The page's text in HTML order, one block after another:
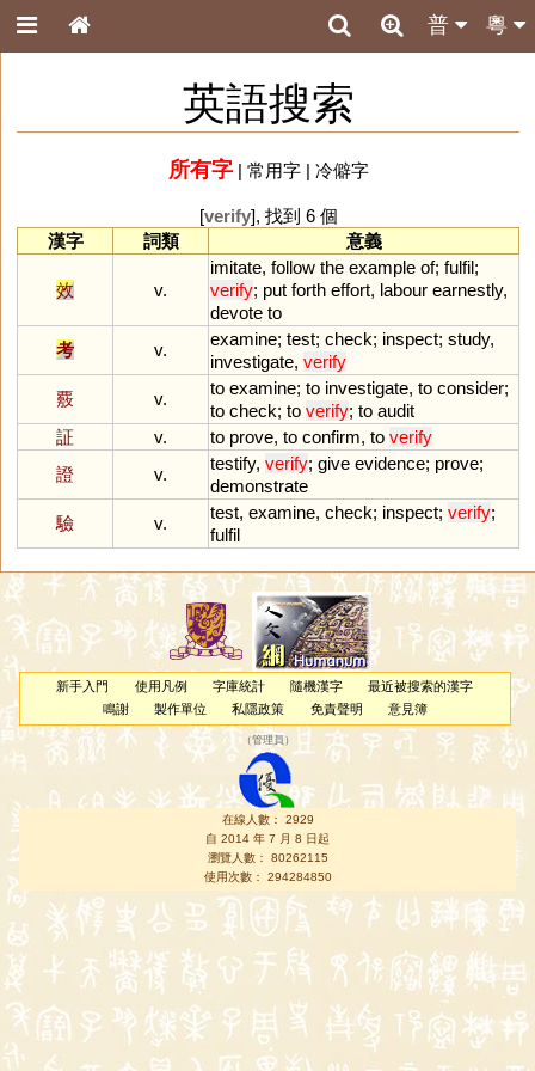
粵
普
英語搜索
所有字| 常用字| 冷僻字
[verify], 找到 6 個
漢字
詞類 意義
效 v.
imitate, follow the example of; fulfil;
verify; put forth effort, labour earnestly,
devote to
考
v.
examine; test; check; inspect; study,
investigate, verify
覈
v.
to examine; to investigate, to consider;
to check; to verify; to audit
証
v. to prove, to confirm, to verify
證
v.
testify, verify; give evidence; prove;
demonstrate
驗
v.
test, examine, check; inspect; verify;
fulfil
新手入門 使用凡例 字庫統計 隨機漢字
最近被搜索的漢字
鳴謝
製作單位 私隱政策 免責聲明 意見簿
（管理員 ）
在線人數： 2929
自 2014 年 7 月 8 日起
瀏覽人數： 80262115
使用次數： 294284850